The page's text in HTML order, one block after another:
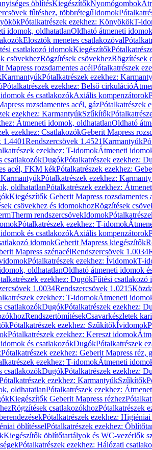
öblítésKiegészítőkNyomógombok
fűtéshez, többrétegűIdomok
Pótalkatrészek ezekhez: KönyökökT-
idomok, oldhatatlanOldható átmeneti
Elosztók menetes csatlakozóval
csatlakozó idomokKiegészítők
csövekhezRögzítések csövekhezRögzítések
Mapress rozsdamentes acélPótalkatrészek
KarmantyúkPótalkatrészek ezekhez:
Pótalkatrészek ezekhez: Belső cirkuláció
és csatlakozókAxiális kompenzátorok
rozsdamentes acél, gázPótalkatrészek
ezekhez: KarmantyúkSzűkítők
Átmeneti idomok, oldhatatlanOldható
ezekhez: CsatlakozókGeberit Mapress
1.4401Rendszercsövek 1.4521Karmantyúk
ezekhez: T-idomokÁtmeneti
csatlakozókDugókPótalkatrészek ezekhez:
acél, FKM kékPótalkatrészek ezekhez:
KarmantyúkPótalkatrészek ezekhez:
oldhatatlanPótalkatrészek ezekhez:
Kiegészítők Geberit Mapress rozsdamentes
csövekhez és idomokhozRögzítések
Therm rendszercsövekIdomok
Pótalkatrészek ezekhez: T-idomok
és csatlakozókAxiális kompenzátorok
idomokGeberit Mapress kiegészítők
Mapress szénacélRendszercsövek 1.0034
Pótalkatrészek ezekhez: ÍvidomokT-
oldhatatlanOldható átmeneti idomok
ezekhez: DugókFűtési csatlakozó
1.0034Rendszercsövek 1.0215
ezekhez: T-idomokÁtmeneti
csatlakozókDugókPótalkatrészek ezekhez:
RendszertömítésekCsavarkészletek
Pótalkatrészek ezekhez: SzűkítőkÍvidomok
Pótalkatrészek ezekhez: Kereszt idomok
és csatlakozókDugókPótalkatrészek
Pótalkatrészek ezekhez: Geberit Mapress réz,
ezekhez: T-idomokÁtmeneti
csatlakozókDugókPótalkatrészek ezekhez:
ezekhez: KarmantyúkSzűkítők
oldhatatlanPótalkatrészek ezekhez:
Kiegészítők Geberit Mapress rézhez
Rögzítések csatlakozókhozPótalkatrészek
Pótalkatrészek ezekhez:
öblítésselPótalkatrészek ezekhez:
Kiegészítők öblítőtartályok és WC-vezérlők
Pótalkatrészek ezekhez: Hálózati